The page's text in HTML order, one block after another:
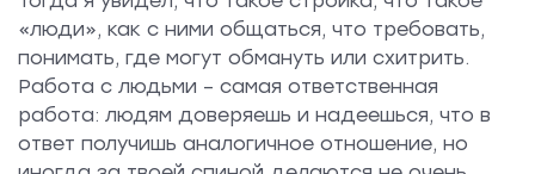
«люди», как с ними общаться, что требовать,
понимать, где могут обмануть или схитрить.
Работа с людьми – самая ответственная
работа: людям доверяешь и надеешься, что в
ответ получишь аналогичное отношение, но